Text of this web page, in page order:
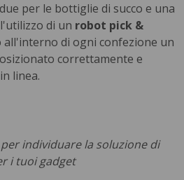
per le bottiglie di succo e una
di un robot pick &
di ogni confezione un
correttamente e
linea.
individuare la soluzione di
i tuoi gadget